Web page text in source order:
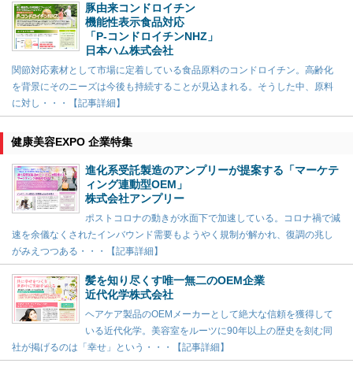
豚由来コンドロイチン
機能性表示食品対応
「P-コンドロイチンNHZ」
日本ハム株式会社
関節対応素材として市場に定着している食品原料のコンドロイチン。高齢化
を背景にそのニーズは今後も持続することが見込まれる。そうした中、原料
に対し・・・【記事詳細】
健康美容EXPO 企業特集
進化系受託製造のアンプリーが提案する「マーケテ
ィング連動型OEM」
株式会社アンプリー
ポストコロナの動きが水面下で加速している。コロナ禍で減
速を余儀なくされたインバウンド需要もようやく規制が解かれ、復調の兆し
がみえつつある・・・【記事詳細】
髪を知り尽くす唯一無二のOEM企業
近代化学株式会社
ヘアケア製品のOEMメーカーとして絶大な信頼を獲得して
いる近代化学。美容室をルーツに90年以上の歴史を刻む同
社が掲げるのは「幸せ」という・・・【記事詳細】